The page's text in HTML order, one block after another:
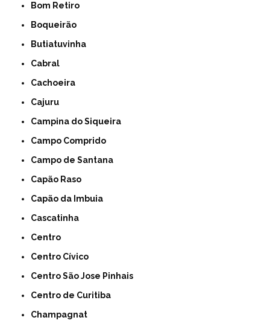
Bom Retiro
Boqueirão
Butiatuvinha
Cabral
Cachoeira
Cajuru
Campina do Siqueira
Campo Comprido
Campo de Santana
Capão Raso
Capão da Imbuia
Cascatinha
Centro
Centro Cívico
Centro São Jose Pinhais
Centro de Curitiba
Champagnat